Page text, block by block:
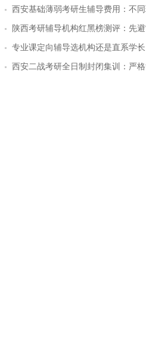
层教学方案
西安基础薄弱考研生辅导费用：不
对比
陕西考研辅导机构红黑榜测评：先
专业课定向辅导选机构还是直系学
模式全对比
西安二战考研全日制封闭集训：严